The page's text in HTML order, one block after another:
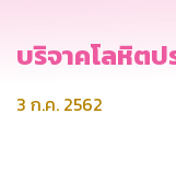
บริจาคโลหิตป
3 ก.ค. 2562